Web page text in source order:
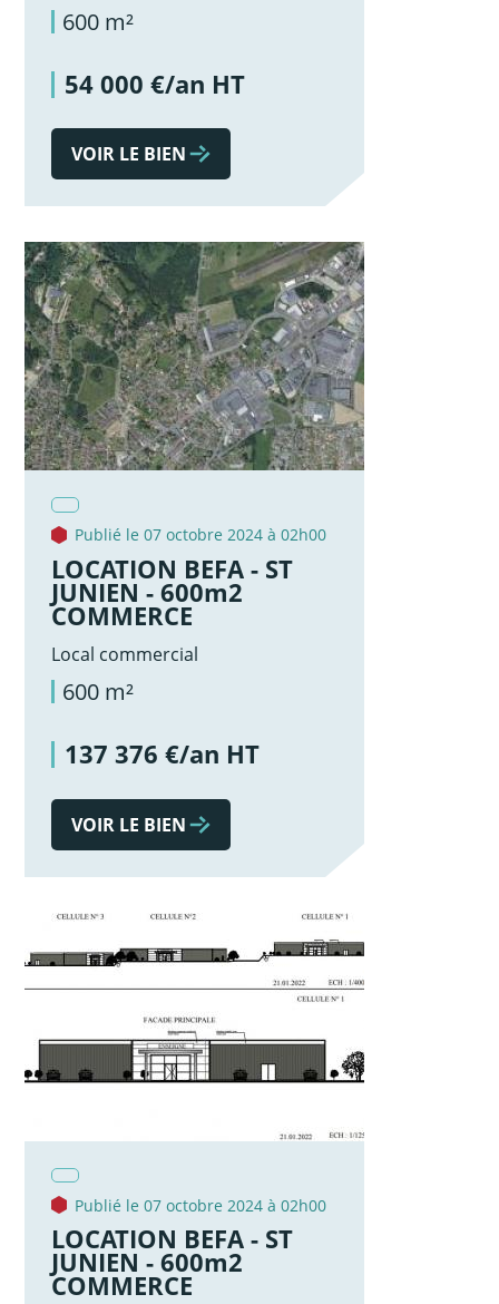
600 m²
54 000 €/an HT
VOIR LE BIEN
Publié le 07 octobre 2024 à 02h00
LOCATION BEFA - ST
JUNIEN - 600m2
COMMERCE
Local commercial
600 m²
137 376 €/an HT
VOIR LE BIEN
Publié le 07 octobre 2024 à 02h00
LOCATION BEFA - ST
JUNIEN - 600m2
COMMERCE